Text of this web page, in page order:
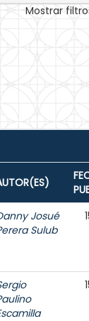
Mostrar
Josué
Sulub